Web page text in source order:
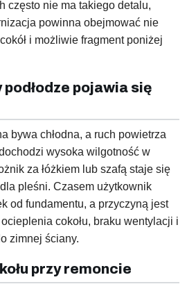
często nie ma takiego detalu,
powinna obejmować nie
i możliwie fragment poniżej
pojawia się
bywa chłodna, a ruch powietrza
wysoka wilgotność w
za łóżkiem lub szafą staje się
pleśni. Czasem użytkownik
od fundamentu, a przyczyną jest
ocieplenia cokołu, braku wentylacji i
zimnej ściany.
przy remoncie